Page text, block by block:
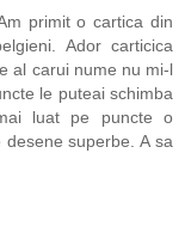
primit o cartica din
Ador carticica
al carui nume nu mi-l
le puteai schimba
luat pe puncte o
superbe. A sa